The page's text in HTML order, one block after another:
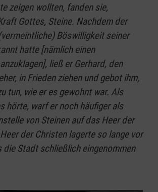
zeigen wollten, fanden sie,
Gottes, Steine. Nachdem der
Böswilligkeit seiner
hatte [nämlich einen
ließ er Gerhard, den
in Frieden ziehen und gebot ihm,
tun, wie er es gewohnt war. Als
hörte, warf er noch häufiger als
von Steinen auf das Heer der
der Christen lagerte so lange vor
die Stadt schließlich eingenommen